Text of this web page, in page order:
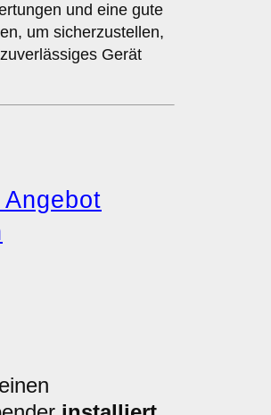
und eine gute
um sicherzustellen,
Gerät